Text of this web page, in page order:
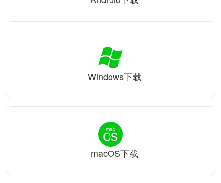
Windows下载
macOS下载